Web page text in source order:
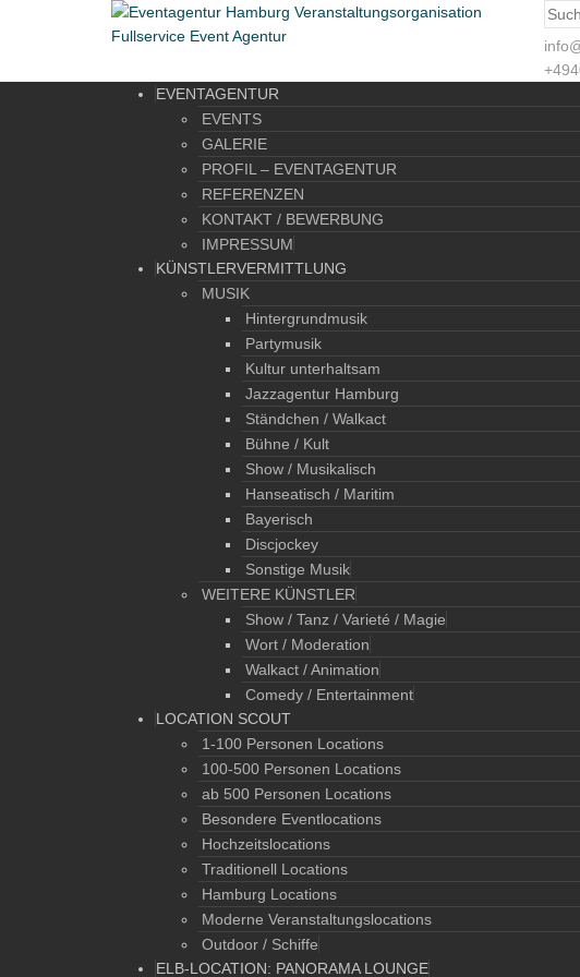
EVENTAGENTUR
EVENTS
GALERIE
PROFIL – EVENTAGENTUR
REFERENZEN
KONTAKT / BEWERBUNG
IMPRESSUM
KÜNSTLERVERMITTLUNG
MUSIK
Hintergrundmusik
Partymusik
Kultur unterhaltsam
Jazzagentur Hamburg
Ständchen / Walkact
Bühne / Kult
Show / Musikalisch
Hanseatisch / Maritim
Bayerisch
Discjockey
Sonstige Musik
WEITERE KÜNSTLER
Show / Tanz / Varieté / Magie
Wort / Moderation
Walkact / Animation
Comedy / Entertainment
LOCATION SCOUT
1-100 Personen Locations
100-500 Personen Locations
ab 500 Personen Locations
Besondere Eventlocations
Hochzeitslocations
Traditionell Locations
Hamburg Locations
Moderne Veranstaltungslocations
Outdoor / Schiffe
ELB-LOCATION: PANORAMA LOUNGE